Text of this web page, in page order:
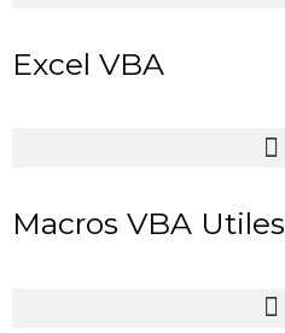
Excel VBA
Macros VBA Utiles